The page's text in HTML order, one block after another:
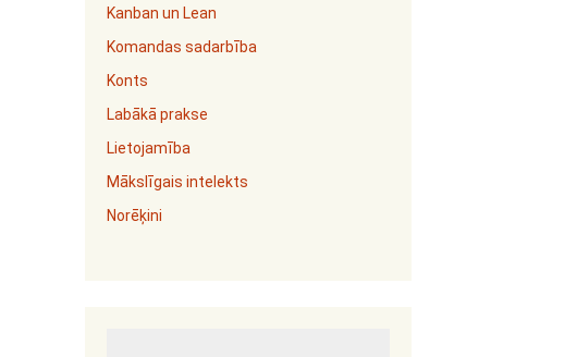
Kanban un Lean
Komandas sadarbība
Konts
Labākā prakse
Lietojamība
Mākslīgais intelekts
Norēķini